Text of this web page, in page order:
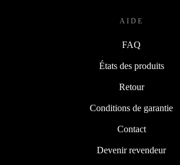
AIDE
FAQ
États des produits
Retour
Conditions de garantie
Contact
Devenir revendeur